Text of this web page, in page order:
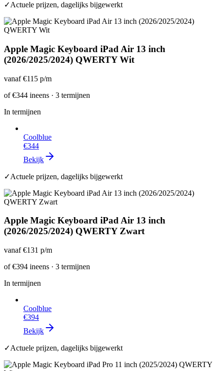
✓Actuele prijzen, dagelijks bijgewerkt
Apple Magic Keyboard iPad Air 13 inch
(2026/2025/2024) QWERTY Wit
vanaf€115 p/m
of€344 ineens · 3 termijnen
In termijnen
Coolblue
€344
Bekijk
✓Actuele prijzen, dagelijks bijgewerkt
Apple Magic Keyboard iPad Air 13 inch
(2026/2025/2024) QWERTY Zwart
vanaf€131 p/m
of€394 ineens · 3 termijnen
In termijnen
Coolblue
€394
Bekijk
✓Actuele prijzen, dagelijks bijgewerkt